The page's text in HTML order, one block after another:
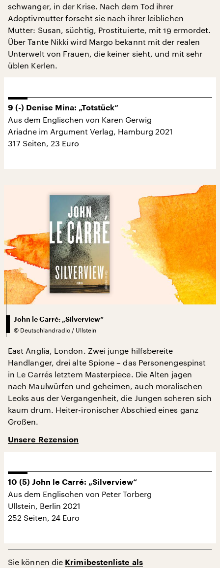
schwanger, in der Krise. Nach dem Tod ihrer
Adoptivmutter forscht sie nach ihrer leiblichen
Mutter: Susan, süchtig, Prostituierte, mit 19 ermordet.
Über Tante Nikki wird Margo bekannt mit der realen
Unterwelt von Frauen, die keiner sieht, und mit sehr
üblen Kerlen.
9 (-) Denise Mina: „Totstück“
Aus dem Englischen von Karen Gerwig
Ariadne im Argument Verlag, Hamburg 2021
317 Seiten, 23 Euro
John le Carré: „Silverview“
© Deutschlandradio / Ullstein
East Anglia, London. Zwei junge hilfsbereite
Handlanger, drei alte Spione – das Personengespinst
in Le Carrés letztem Masterpiece. Die Alten jagen
nach Maulwürfen und geheimen, auch moralischen
Lecks aus der Vergangenheit, die Jungen scheren sich
kaum drum. Heiter-ironischer Abschied eines ganz
Großen.
Unsere Rezension
10 (5) John le Carré: „Silverview“
Aus dem Englischen von Peter Torberg
Ullstein, Berlin 2021
252 Seiten, 24 Euro
Sie können die Krimibestenliste als